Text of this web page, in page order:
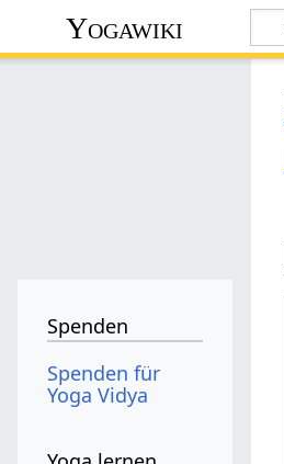
Yogawiki
Spenden
Spenden für
Yoga Vidya